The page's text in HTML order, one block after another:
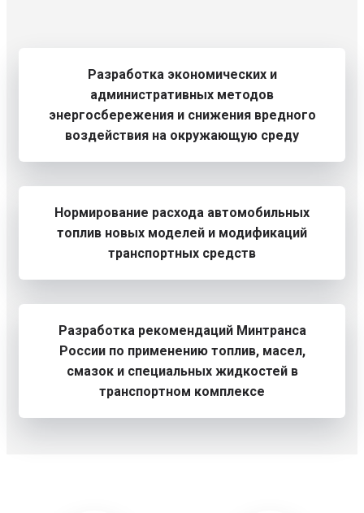
Разработка экономических и
административных методов
энергосбережения и снижения вредного
воздействия на окружающую среду
Нормирование расхода автомобильных
топлив новых моделей и модификаций
транспортных средств
Разработка рекомендаций Минтранса
России по применению топлив, масел,
смазок и специальных жидкостей в
транспортном комплексе